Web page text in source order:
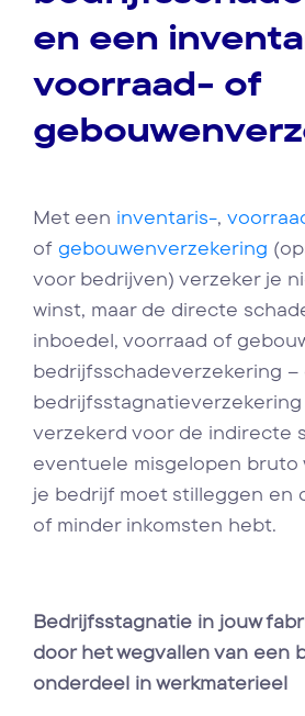
en een
voorraad- of
Met een inventaris-,
of gebouwenverzekering
voor bedrijven) verzeker je
winst, maar de directe
inboedel, voorraad of
bedrijfsschadeverzekering –
verzekerd voor de indirecte
eventuele misgelopen bruto
je bedrijf moet stilleggen en
of minder inkomsten hebt.
Bedrijfsstagnatie in jouw
door het wegvallen van een
onderdeel in werkmaterieel